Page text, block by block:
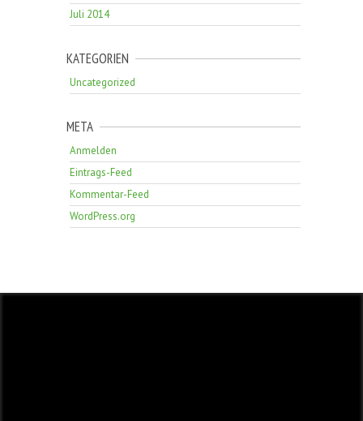
Juli 2014
KATEGORIEN
Uncategorized
META
Anmelden
Eintrags-Feed
Kommentar-Feed
WordPress.org